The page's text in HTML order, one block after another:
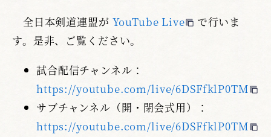
全日本剣道連盟が YouTube Live
で行いま
す。是非、ご覧ください。
試合配信チャンネル：
https://youtube.com/live/6DSFfklP0TM
サブチャンネル（開・閉会式用）：
https://youtube.com/live/6DSFfklP0TM